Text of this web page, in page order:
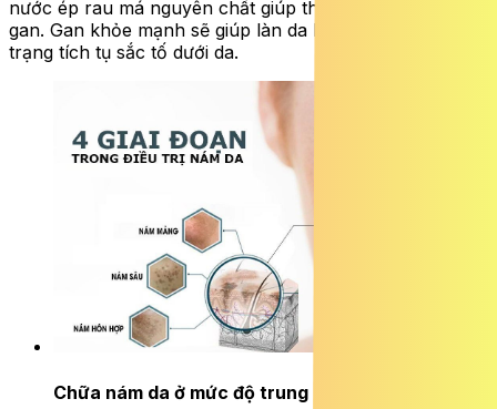
nước ép rau má nguyên chất giúp thanh nhiệt, giải độc
gan. Gan khỏe mạnh sẽ giúp làn da hồng hào, giảm tình
trạng tích tụ sắc tố dưới da.
Chữa nám da ở mức độ trung bình